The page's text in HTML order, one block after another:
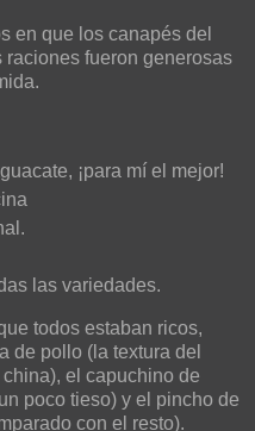
en que los canapés del
fueron generosas
¡para mí el mejor!
las variedades.
todos estaban ricos,
de pollo (la textura del
el capuchino de
poco tieso) y el pincho de
con el resto).